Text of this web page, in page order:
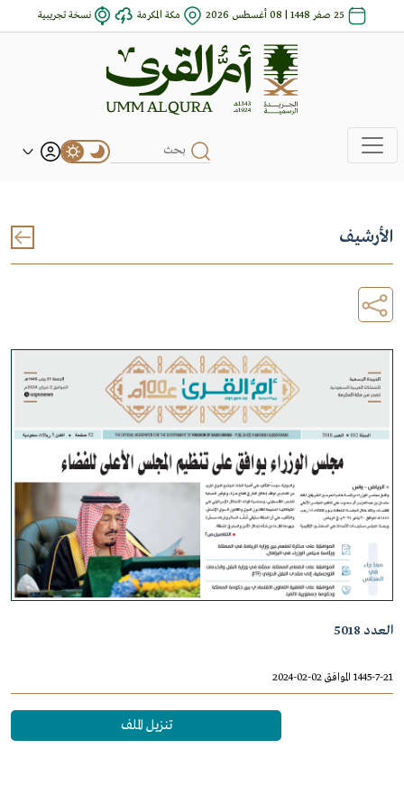
25 صفر 1448 | 08 أغسطس 2026 مكة المكرمة نسخة تجريبية
الأرشيف
العدد 5018
1445-7-21 الموافق 02-02-2024
تنزيل الملف